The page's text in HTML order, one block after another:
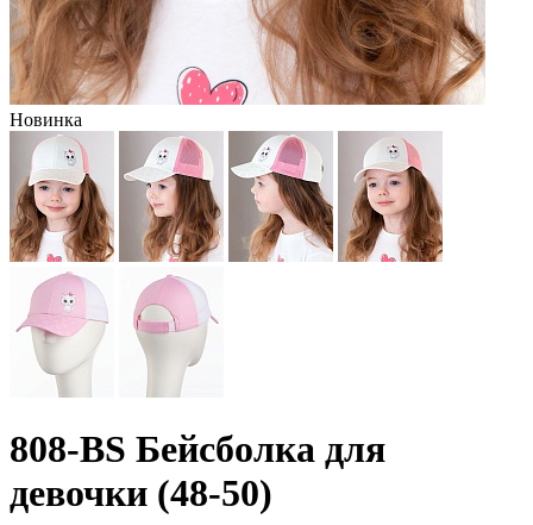
Новинка
808-BS Бейсболка для
девочки (48-50)